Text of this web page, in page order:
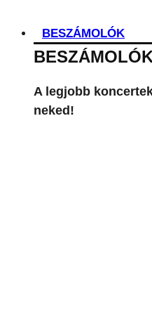
BESZÁMOLÓK
A legjobb
neked!